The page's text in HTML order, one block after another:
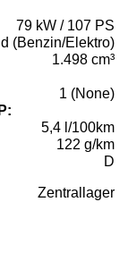
79 kW / 107 PS
(Benzin/Elektro)
1.498 cm³
1 (None)
5,4 l/100km
122 g/km
D
Zentrallager